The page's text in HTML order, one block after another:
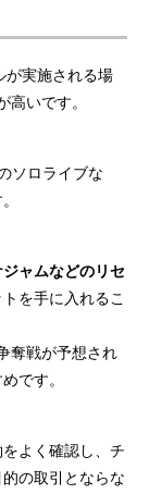
が実施される場
高いです。
ソロライブな
ャムなどのリセ
を手に入れるこ
奪戦が予想され
です。
よく確認し、チ
の取引とならな